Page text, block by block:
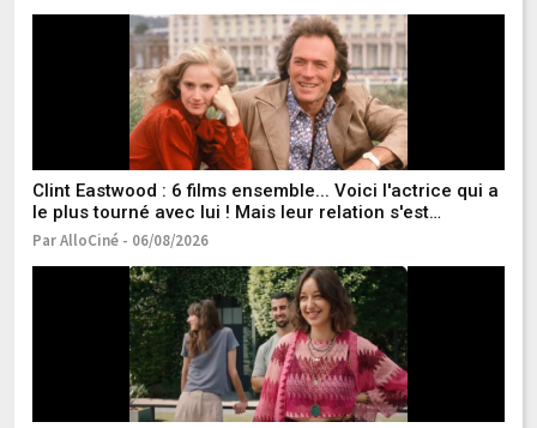
Clint Eastwood : 6 films ensemble... Voici l'actrice qui a
le plus tourné avec lui ! Mais leur relation s'est
terminée de manière houleuse
Par AlloCiné - 06/08/2026